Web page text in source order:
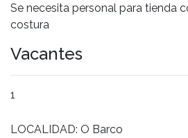
Se necesita personal para tienda
costura
Vacantes
1
LOCALIDAD: O Barco